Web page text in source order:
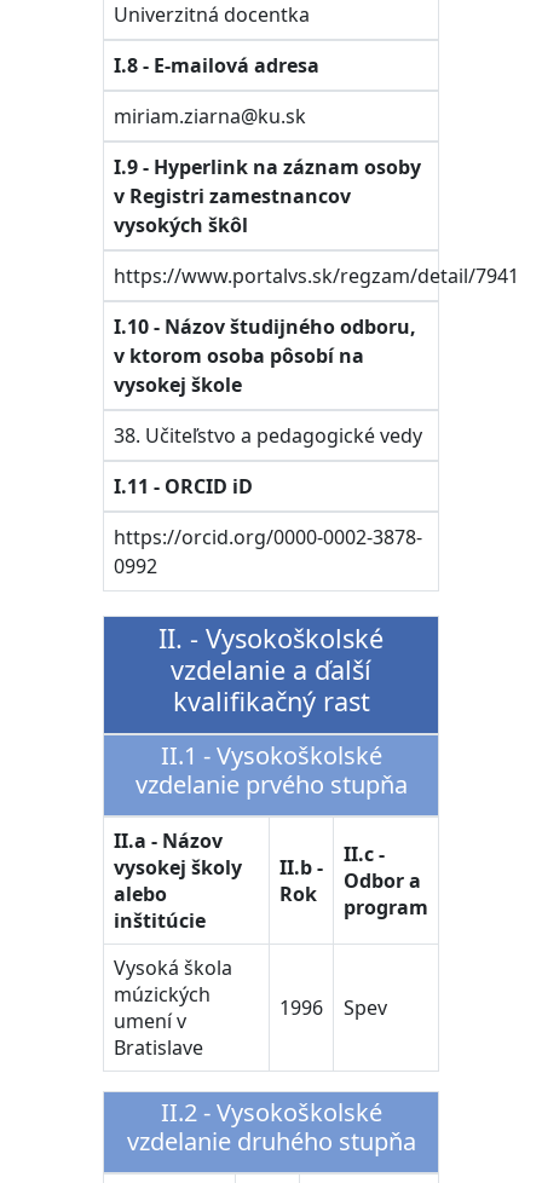
Univerzitná docentka
I.8 - E-mailová adresa
miriam.ziarna@ku.sk
I.9 - Hyperlink na záznam osoby
v Registri zamestnancov
vysokých škôl
https://www.portalvs.sk/regzam/detail/7941
I.10 - Názov študijného odboru,
v ktorom osoba pôsobí na
vysokej škole
38. Učiteľstvo a pedagogické vedy
I.11 - ORCID iD
https://orcid.org/0000-0002-3878-
0992
II. - Vysokoškolské
vzdelanie a ďalší
kvalifikačný rast
II.1 - Vysokoškolské
vzdelanie prvého stupňa
II.a - Názov
vysokej školy
alebo
inštitúcie
II.b -
Rok
II.c -
Odbor a
program
Vysoká škola
múzických
umení v
Bratislave
1996 Spev
II.2 - Vysokoškolské
vzdelanie druhého stupňa